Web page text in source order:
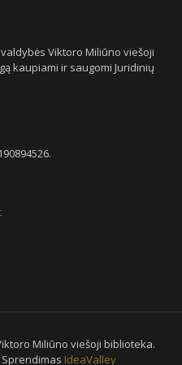
Viktoro Miliūno viešoji
kaupiami ir saugomi Juridinių
Miliūno viešoji biblioteka.
IdeaValley